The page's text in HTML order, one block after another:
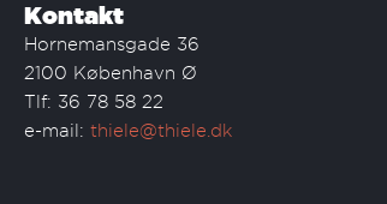
Kontakt
Hornemansgade 36
2100 København Ø
Tlf: 36 78 58 22
e-mail: thiele@thiele.dk